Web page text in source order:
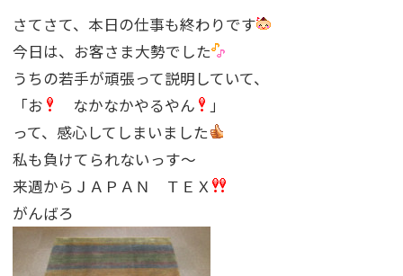
さてさて、本日の仕事も終わりです
今日は、お客さま大勢でした
うちの若手が頑張って説明していて、
「お
なかなかやるやん
」
って、感心してしまいました
私も負けてられないっす〜
来週からＪＡＰＡＮ ＴＥＸ
がんばろ